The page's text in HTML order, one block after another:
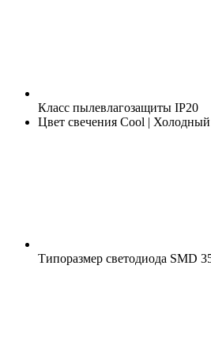
Класс пылевлагозащиты IP20
Цвет свечения Cool |
Типоразмер светодиода SMD